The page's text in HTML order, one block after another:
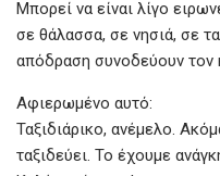
Μπορεί να είναι λίγο
σε θάλασσα, σε νησιά, σε
απόδραση συνοδεύουν τον
Αφιερωμένο αυτό:
Ταξιδιάρικο, ανέμελο.
ταξιδεύει. Το έχουμε